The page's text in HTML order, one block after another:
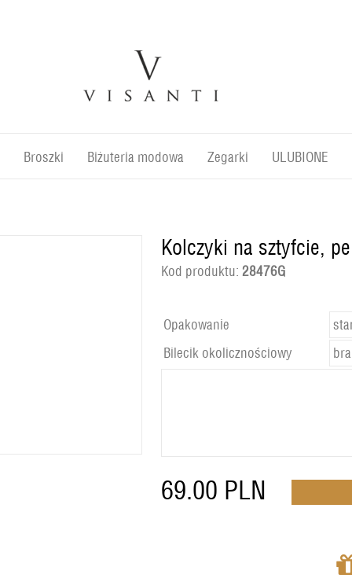
Broszki Biżuteria modowa Zegarki ULUBIONE
Kolczyki na sztyfcie,
Kod produktu:28476G
Opakowanie
Bilecik okolicznościowy
69.00 PLN